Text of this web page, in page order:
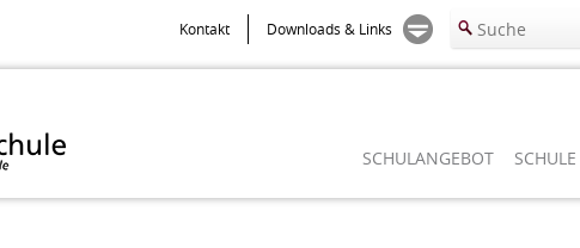
Kontakt Downloads & Links
SCHULANGEBOT SCHULE